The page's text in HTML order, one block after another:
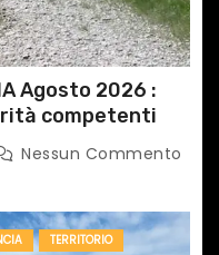
Agosto 2026 :
competenti
Nessun Commento
TERRITORIO